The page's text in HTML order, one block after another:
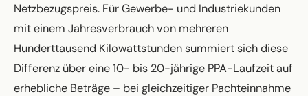
Netzbezugspreis. Für Gewerbe- und Industriekunden
mit einem Jahresverbrauch von mehreren
Hunderttausend Kilowattstunden summiert sich diese
Differenz über eine 10- bis 20-jährige PPA-Laufzeit auf
erhebliche Beträge – bei gleichzeitiger Pachteinnahme